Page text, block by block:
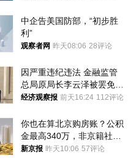
中企告美国防部，“初步胜
利”
观察者网 昨天08:06 28评论
因严重违纪违法 金融监管
总局原局长李云泽被罢免全
国人大代表
经济观察报 前天16:24 112评论
你也在算北京购房账？公积
金最高340万，非京籍社保
1年
新京报 昨天10:06 57评论